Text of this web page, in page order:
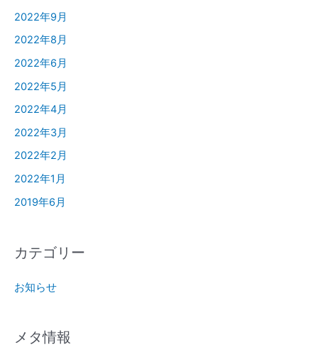
2022年9月
2022年8月
2022年6月
2022年5月
2022年4月
2022年3月
2022年2月
2022年1月
2019年6月
カテゴリー
お知らせ
メタ情報